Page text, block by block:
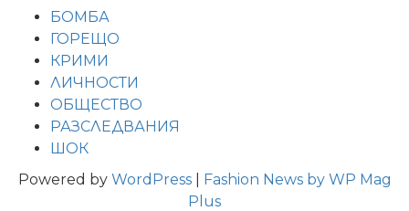
БОМБА
ГОРЕЩО
КРИМИ
ЛИЧНОСТИ
ОБЩЕСТВО
РАЗСЛЕДВАНИЯ
ШОК
Powered by WordPress| Fashion News by WP Mag
Plus